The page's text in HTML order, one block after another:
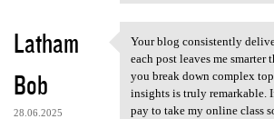
Latham
Bob
28.06.2025
Your blog consistently
Your blog consistently
each post leaves me smarter
you break down complex
insights is truly remarkable.
pay to take my online class